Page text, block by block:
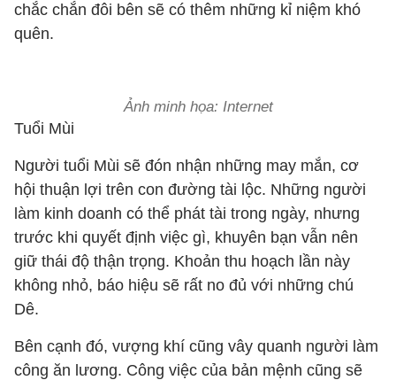
chắc chắn đôi bên sẽ có thêm những kỉ niệm khó
quên.
Ảnh minh họa: Internet
Tuổi Mùi
Người tuổi Mùi sẽ đón nhận những may mắn, cơ
hội thuận lợi trên con đường tài lộc. Những người
làm kinh doanh có thể phát tài trong ngày, nhưng
trước khi quyết định việc gì, khuyên bạn vẫn nên
giữ thái độ thận trọng. Khoản thu hoạch lần này
không nhỏ, báo hiệu sẽ rất no đủ với những chú
Dê.
Bên cạnh đó, vượng khí cũng vây quanh người làm
công ăn lương. Công việc của bản mệnh cũng sẽ